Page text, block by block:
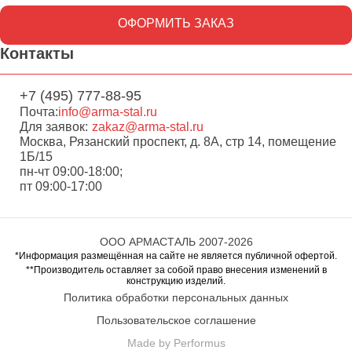
ОФОРМИТЬ ЗАКАЗ
Контакты
+7 (495) 777-88-95
Почта:info@arma-stal.ru
Для заявок: zakaz@arma-stal.ru
Москва, Рязанский проспект, д. 8А, стр 14, помещение
1Б/15
пн-чт 09:00-18:00;
пт 09:00-17:00
ООО АРМАСТАЛЬ 2007-2026
*Информация размещённая на сайте не является публичной офертой.
**Производитель оставляет за собой право внесения изменений в
конструкцию изделий.
Политика обработки персональных данных
Пользовательское соглашение
Made by Performus
Перейти в корзину